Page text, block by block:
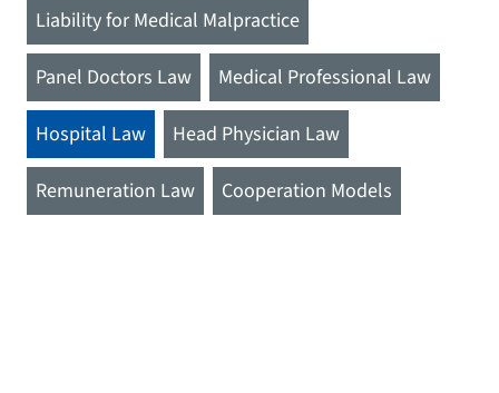
Liability for Medical Malpractice
Panel Doctors Law Medical Professional Law
Hospital Law Head Physician Law
Remuneration Law Cooperation Models